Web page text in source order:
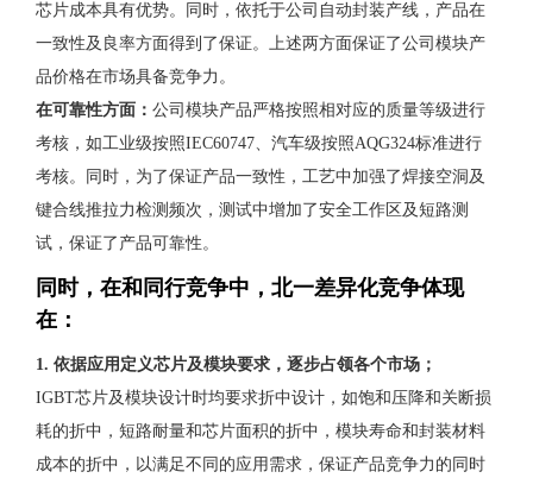
芯片成本具有优势。同时，依托于公司自动封装产线，产品在
一致性及良率方面得到了保证。上述两方面保证了公司模块产
品价格在市场具备竞争力。
在可靠性方面： 公司模块产品严格按照相对应的质量等级进行
考核，如工业级按照IEC60747、汽车级按照AQG324标准进行
考核。同时，为了保证产品一致性，工艺中加强了焊接空洞及
键合线推拉力检测频次，测试中增加了安全工作区及短路测
试，保证了产品可靠性。
同时，在和同行竞争中，北一差异化竞争体现
在：
1. 依据应用定义芯片及模块要求，逐步占领各个市场；
IGBT芯片及模块设计时均要求折中设计，如饱和压降和关断损
耗的折中，短路耐量和芯片面积的折中，模块寿命和封装材料
成本的折中，以满足不同的应用需求，保证产品竞争力的同时